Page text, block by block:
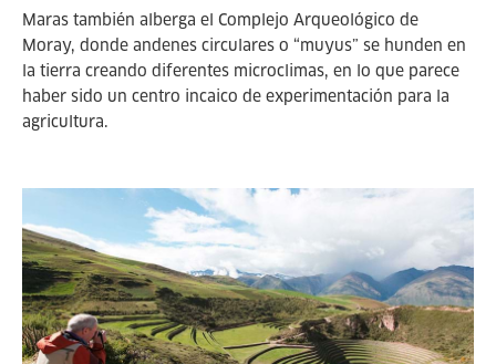
Maras también alberga el Complejo Arqueológico de
Moray, donde andenes circulares o “muyus” se hunden en
la tierra creando diferentes microclimas, en lo que parece
haber sido un centro incaico de experimentación para la
agricultura.